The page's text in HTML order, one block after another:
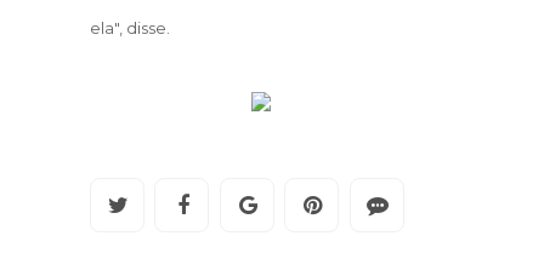
ela", disse.